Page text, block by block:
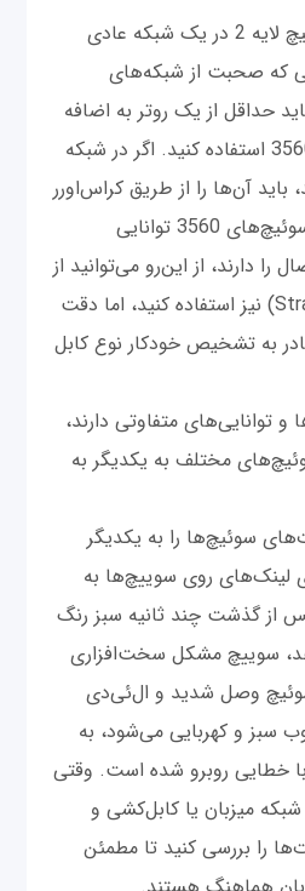
شما می‌توانید از هر سوئیچ لایه 2 در یک شبکه عادی
که صحبت از شبکه‌های
حداقل از یک روتر به اضافه
یک سوئیچ لایه 3 مثل 3560 استفاده کنید. اگر در شبکه
آن‌ها را از طریق کراس‌اورر
به یکدیگر متصل کنید. سوئیچ‌های 3560 توانایی
دارند، از این‌رو می‌توانید از
کابل‌های مستقیم (Straight) نیز استفاده کنید، اما دقت
به تشخیص خودکار نوع کابل
توانایی‌های متفاوتی دارند،
مختلف به یکدیگر به
سوئیچ‌ها را به یکدیگر
لینک‌های روی سوییچ‌ها به
از گذشت چند ثانیه سبز رنگ
سوییچ مشکل سخت‌افزاری
سوئیچ وصل شدید و ال‌ئی‌دی
سبز و کهربایی می‌شود، به
خطایی روبرو شده است. وقتی
میزبان یا کابل‌کشی و
را بررسی کنید تا مطمئن